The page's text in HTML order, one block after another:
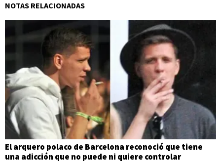
NOTAS RELACIONADAS
El arquero polaco de Barcelona reconoció que tiene
una adicción que no puede ni quiere controlar